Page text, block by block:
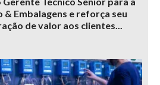
& Embalagens e reforça seu
de valor aos clientes...